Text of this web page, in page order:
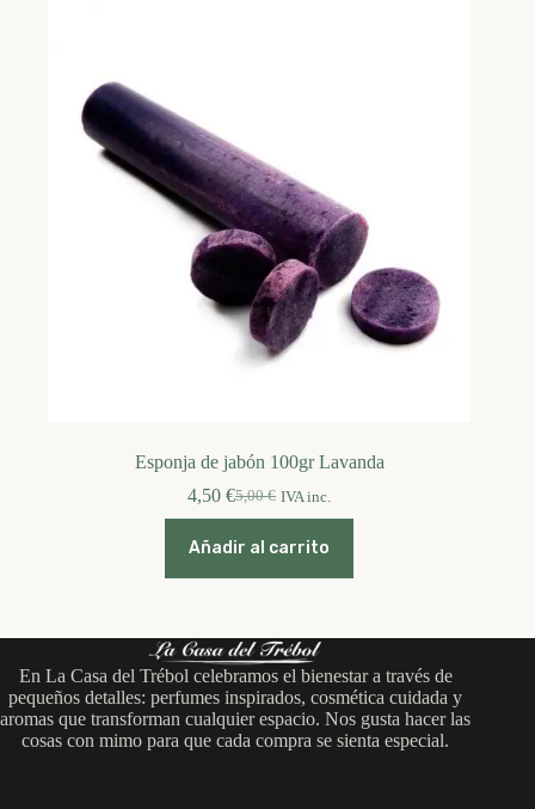
Esponja de jabón 100gr Lavanda
5,00€
El
original
4,50€El
actual
IVA inc.
Añadir al carrito
En La Casa del Trébol celebramos el bienestar a través de
pequeños detalles: perfumes inspirados, cosmética cuidada y
aromas que transforman cualquier espacio. Nos gusta hacer las
cosas con mimo para que cada compra se sienta especial.